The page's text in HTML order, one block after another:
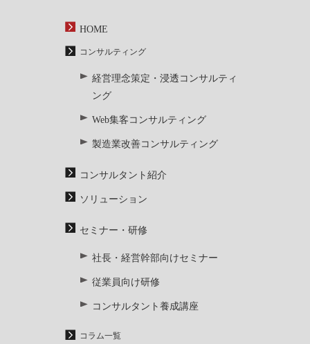
HOME
コンサルティング
経営理念策定・浸透コンサルティ
ング
Web集客コンサルティング
製造業改善コンサルティング
コンサルタント紹介
ソリューション
セミナー・研修
社長・経営幹部向けセミナー
従業員向け研修
コンサルタント養成講座
コラム一覧